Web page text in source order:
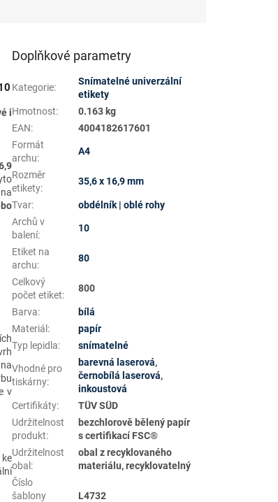
i
v
Doplňkové parametry
Kategorie:
Snímatelné univerzální
etikety
Hmotnost:
0.163 kg
EAN:
4004182617601
Formát
archu:
A4
Rozměr
etikety:
35,6 x 16,9 mm
Tvar:
obdélník | oblé rohy
Archů v
balení:
10
Etiket na
archu:
80
Celkový
počet etiket:
800
Barva:
bílá
Materiál:
papír
Typ lepidla: snímatelné
Vhodné pro
tiskárny:
barevná laserová,
černobílá laserová,
inkoustová
Certifikáty:
TÜV SÜD
Udržitelnost
produkt:
bezchlorově bělený papír
s certifikací FSC®
Udržitelnost
obal:
obal z recyklovaného
materiálu, recyklovatelný
Číslo
šablony
L4732